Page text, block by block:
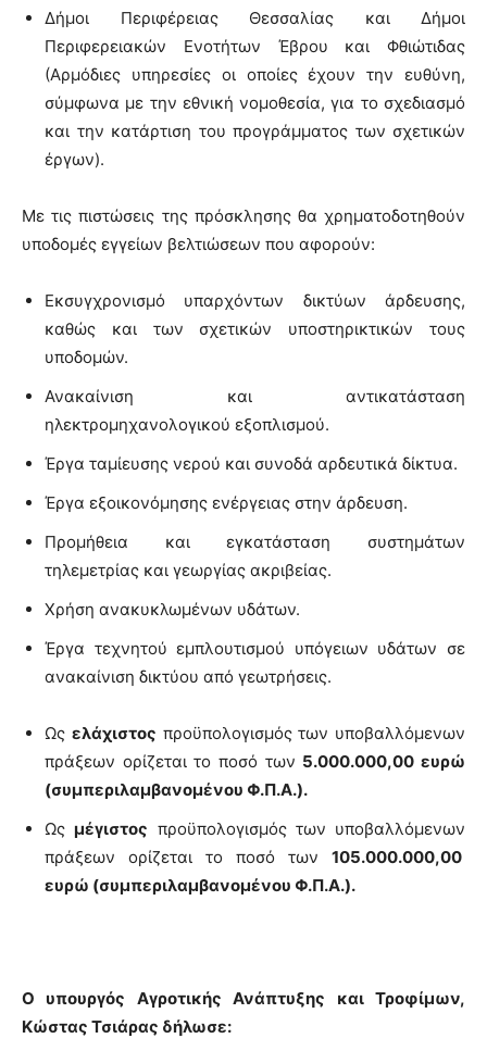
Δήμοι Περιφέρειας Θεσσαλίας και Δήμοι
Περιφερειακών Ενοτήτων Έβρου και Φθιώτιδας
(Αρμόδιες υπηρεσίες οι οποίες έχουν την ευθύνη,
σύμφωνα με την εθνική νομοθεσία, για το σχεδιασμό
και την κατάρτιση του προγράμματος των σχετικών
έργων).
Με τις πιστώσεις της πρόσκλησης θα χρηματοδοτηθούν
υποδομές εγγείων βελτιώσεων που αφορούν:
Εκσυγχρονισμό υπαρχόντων δικτύων άρδευσης,
καθώς και των σχετικών υποστηρικτικών τους
υποδομών.
Ανακαίνιση και αντικατάσταση
ηλεκτρομηχανολογικού εξοπλισμού.
Έργα ταμίευσης νερού και συνοδά αρδευτικά δίκτυα.
Έργα εξοικονόμησης ενέργειας στην άρδευση.
Προμήθεια και εγκατάσταση συστημάτων
τηλεμετρίας και γεωργίας ακριβείας.
Χρήση ανακυκλωμένων υδάτων.
Έργα τεχνητού εμπλουτισμού υπόγειων υδάτων σε
ανακαίνιση δικτύου από γεωτρήσεις.
Ως ελάχιστος προϋπολογισμός των υποβαλλόμενων
πράξεων ορίζεται το ποσό των 5.000.000,00 ευρώ
(συμπεριλαμβανομένου Φ.Π.Α.).
Ωςμέγιστος προϋπολογισμός των υποβαλλόμενων
πράξεων ορίζεται το ποσό των 105.000.000,00
ευρώ (συμπεριλαμβανομένου Φ.Π.Α.).
Ο υπουργός Αγροτικής Ανάπτυξης και Τροφίμων,
Κώστας Τσιάρας δήλωσε: